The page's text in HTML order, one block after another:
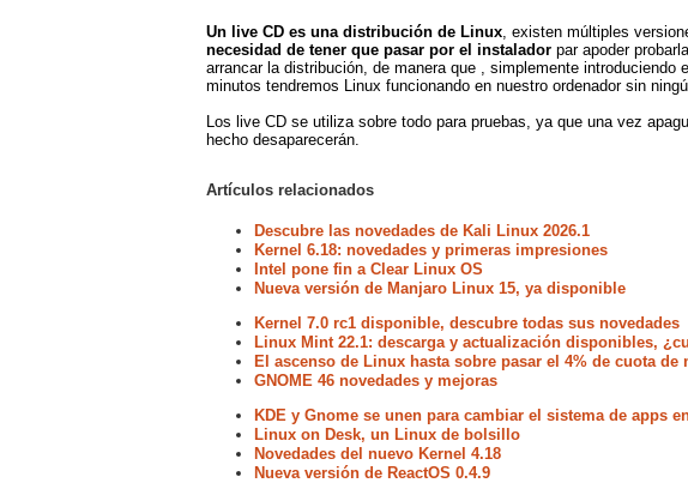
Un live CD es una distribución de Linux, existen múltiples
necesidad de tener que pasar por el instalador par apoder
arrancar la distribución, de manera que , simplemente introduciendo
minutos tendremos Linux funcionando en nuestro ordenador sin
Los live CD se utiliza sobre todo para pruebas, ya que una vez
hecho desaparecerán.
Artículos relacionados
Descubre las novedades de Kali Linux 2026.1
Kernel 6.18: novedades y primeras impresiones
Intel pone fin a Clear Linux OS
Nueva versión de Manjaro Linux 15, ya disponible
Kernel 7.0 rc1 disponible, descubre todas sus novedades
Linux Mint 22.1: descarga y actualización disponibles,
El ascenso de Linux hasta sobre pasar el 4% de cuota de
GNOME 46 novedades y mejoras
KDE y Gnome se unen para cambiar el sistema de apps
Linux on Desk, un Linux de bolsillo
Novedades del nuevo Kernel 4.18
Nueva versión de ReactOS 0.4.9